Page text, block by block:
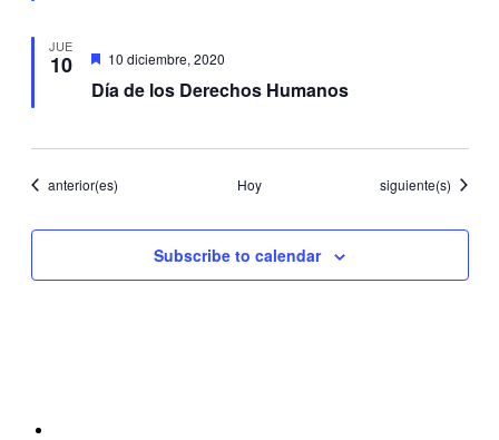
JUE
10
Día de los Derechos Humanos
Destacadas
10 diciembre, 2020
Eventos
anterior(es) Hoy Eventos
siguiente(s)
Subscribe to calendar